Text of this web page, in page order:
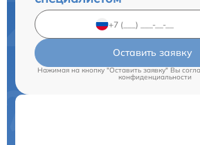
Оставить заявку
Нажимая на кнопку "Оставить заявку" Вы
конфиденциальности